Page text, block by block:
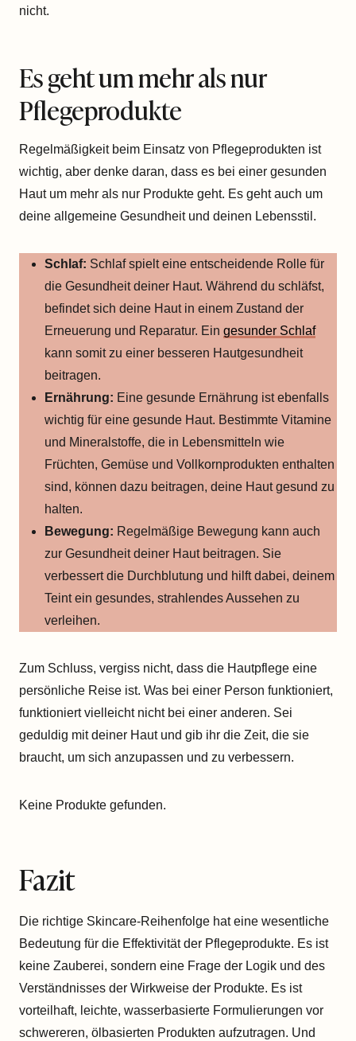
nicht.
Es geht um mehr als nur
Pflegeprodukte
Regelmäßigkeit beim Einsatz von Pflegeprodukten ist
wichtig, aber denke daran, dass es bei einer gesunden
Haut um mehr als nur Produkte geht. Es geht auch um
deine allgemeine Gesundheit und deinen Lebensstil.
Schlaf: Schlaf spielt eine entscheidende Rolle für
die Gesundheit deiner Haut. Während du schläfst,
befindet sich deine Haut in einem Zustand der
Erneuerung und Reparatur. Ein gesunder Schlaf
kann somit zu einer besseren Hautgesundheit
beitragen.
Ernährung: Eine gesunde Ernährung ist ebenfalls
wichtig für eine gesunde Haut. Bestimmte Vitamine
und Mineralstoffe, die in Lebensmitteln wie
Früchten, Gemüse und Vollkornprodukten enthalten
sind, können dazu beitragen, deine Haut gesund zu
halten.
Bewegung: Regelmäßige Bewegung kann auch
zur Gesundheit deiner Haut beitragen. Sie
verbessert die Durchblutung und hilft dabei, deinem
Teint ein gesundes, strahlendes Aussehen zu
verleihen.
Zum Schluss, vergiss nicht, dass die Hautpflege eine
persönliche Reise ist. Was bei einer Person funktioniert,
funktioniert vielleicht nicht bei einer anderen. Sei
geduldig mit deiner Haut und gib ihr die Zeit, die sie
braucht, um sich anzupassen und zu verbessern.
Keine Produkte gefunden.
Fazit
Die richtige Skincare-Reihenfolge hat eine wesentliche
Bedeutung für die Effektivität der Pflegeprodukte. Es ist
keine Zauberei, sondern eine Frage der Logik und des
Verständnisses der Wirkweise der Produkte. Es ist
vorteilhaft, leichte, wasserbasierte Formulierungen vor
schwereren, ölbasierten Produkten aufzutragen. Und